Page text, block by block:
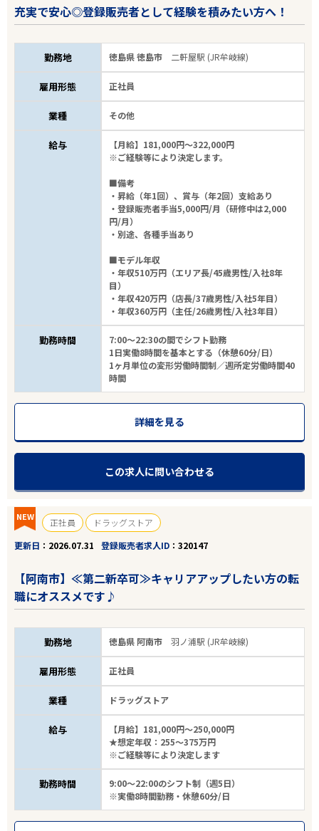
エリアで探す
フリーワード
27件 から検索する
充実で安心◎登録販売者として経験を積みたい方へ！
勤務地 徳島県 徳島市 二軒屋駅 (JR牟岐線)
雇用形態 正社員
業種 その他
給与
【月給】181,000円～322,000円
※ご経験等により決定します。
■備考
・昇給（年1回）、賞与（年2回）支給あり
・登録販売者手当5,000円/月（研修中は2,000
円/月）
・別途、各種手当あり
■モデル年収
・年収510万円（エリア長/45歳男性/入社8年
目）
・年収420万円（店長/37歳男性/入社5年目）
・年収360万円（主任/26歳男性/入社3年目）
勤務時間
7:00～22:30の間でシフト勤務
1日実働8時間を基本とする（休憩60分/日）
1ヶ月単位の変形労働時間制／週所定労働時間40
時間
詳細を見る
この求人に問い合わせる
NEW 正社員
ドラッグストア
更新日
2026.07.31 登録販売者求人ID 320147
【阿南市】≪第二新卒可≫キャリアアップしたい方の転
職にオススメです♪
勤務地 徳島県 阿南市羽ノ浦駅 (JR牟岐線)
雇用形態 正社員
業種 ドラッグストア
給与
【月給】181,000円～250,000円
★想定年収：255～375万円
※ご経験等により決定します
勤務時間
9:00～22:00のシフト制（週5日）
※実働8時間勤務・休憩60分/日